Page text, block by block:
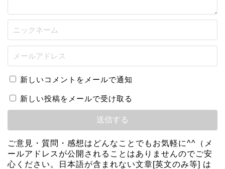
新しいコメントをメールで通知
新しい投稿をメールで受け取る
ご意見・質問・感想はどんなことでもお気軽に^^（メ
ールアドレスが公開されることはありませんのでご安
心ください。日本語が含まれない文章[英文のみ等] は